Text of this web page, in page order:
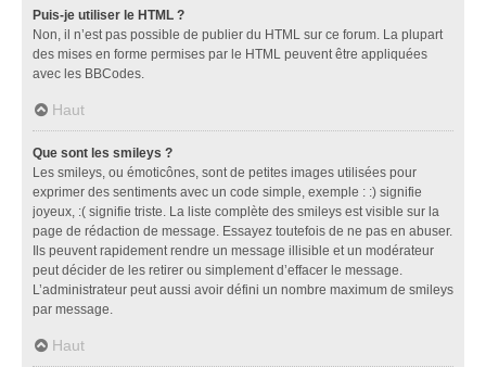
Puis-je utiliser le HTML ?
Non, il n’est pas possible de publier du HTML sur ce forum. La plupart
des mises en forme permises par le HTML peuvent être appliquées
avec les BBCodes.
Haut
Que sont les smileys ?
Les smileys, ou émoticônes, sont de petites images utilisées pour
exprimer des sentiments avec un code simple, exemple : :) signifie
joyeux, :( signifie triste. La liste complète des smileys est visible sur la
page de rédaction de message. Essayez toutefois de ne pas en abuser.
Ils peuvent rapidement rendre un message illisible et un modérateur
peut décider de les retirer ou simplement d’effacer le message.
L’administrateur peut aussi avoir défini un nombre maximum de smileys
par message.
Haut